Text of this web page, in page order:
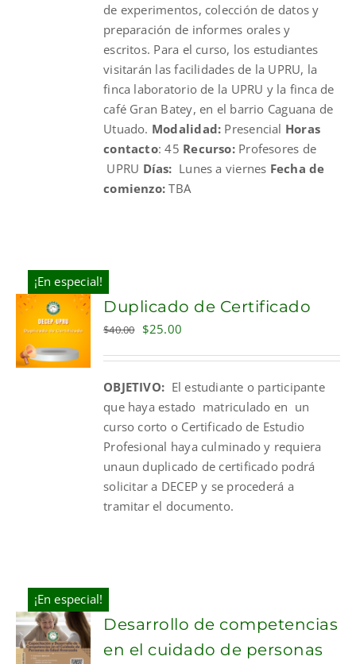
de experimentos, colección de datos y
preparación de informes orales y
escritos. Para el curso, los estudiantes
visitarán las facilidades de la UPRU, la
finca laboratorio de la UPRU y la finca de
café Gran Batey, en el barrio Caguana de
Utuado. Modalidad: Presencial Horas
contacto: 45 Recurso: Profesores de
UPRU Días: Lunes a viernes Fecha de
comienzo: TBA
¡En especial!
ADD TO
CART
Duplicado de Certificado
$40.00 Original
$40.00.
$25.00
$25.00.
OBJETIVO: El estudiante o participante
que haya estado matriculado en un
curso corto o Certificado de Estudio
Profesional haya culminado y requiera
unaun duplicado de certificado podrá
solicitar a DECEP y se procederá a
tramitar el documento.
¡En especial!
ADD TO
CART
Desarrollo de competencias
en el cuidado de personas